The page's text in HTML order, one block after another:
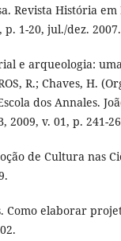
Revista História em
p. 1-20, jul./dez. 2007.
e arqueologia:
R.; Chaves, H.
dos Annales.
2009, v. 01, p. 241-
de Cultura nas
Como elaborar